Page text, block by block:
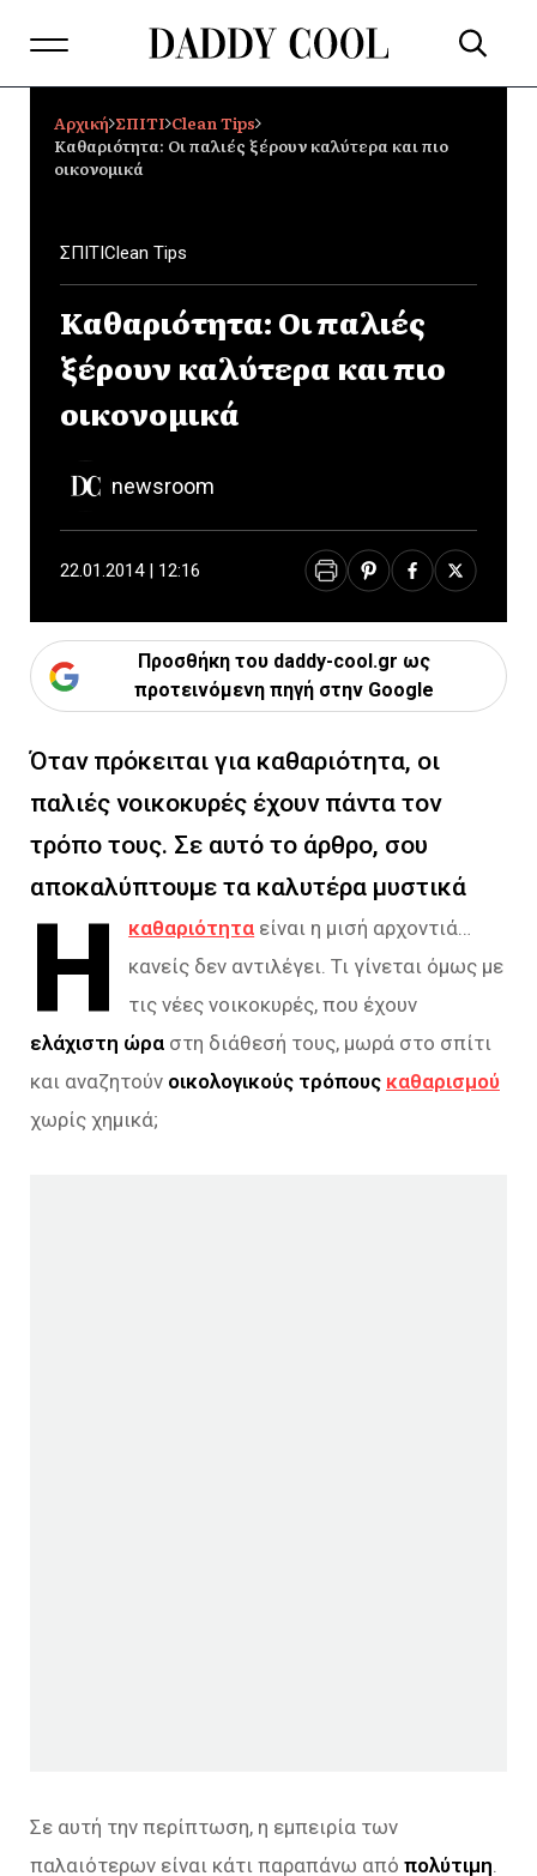
Αρχική ΣΠΙΤΙ Clean Tips
Καθαριότητα: Οι παλιές ξέρουν καλύτερα και πιο
οικονομικά
ΣΠΙΤΙClean Tips
Καθαριότητα: Οι παλιές
ξέρουν καλύτερα και πιο
οικονομικά
newsroom
22.01.2014 | 12:16
Προσθήκη του daddy-cool.gr ως
προτεινόμενη πηγή στην Google
Όταν πρόκειται για καθαριότητα, οι
παλιές νοικοκυρές έχουν πάντα τον
τρόπο τους. Σε αυτό το άρθρο, σου
αποκαλύπτουμε τα καλυτέρα μυστικά
Η καθαριότητα είναι η μισή αρχοντιά…
κανείς δεν αντιλέγει. Τι γίνεται όμως με
τις νέες νοικοκυρές, που έχουν
ελάχιστη ώρα στη διάθεσή τους, μωρά στο σπίτι
και αναζητούν οικολογικούς τρόπους καθαρισμού
χωρίς χημικά;
Σε αυτή την περίπτωση, η εμπειρία των
παλαιότερων είναι κάτι παραπάνω από πολύτιμη.